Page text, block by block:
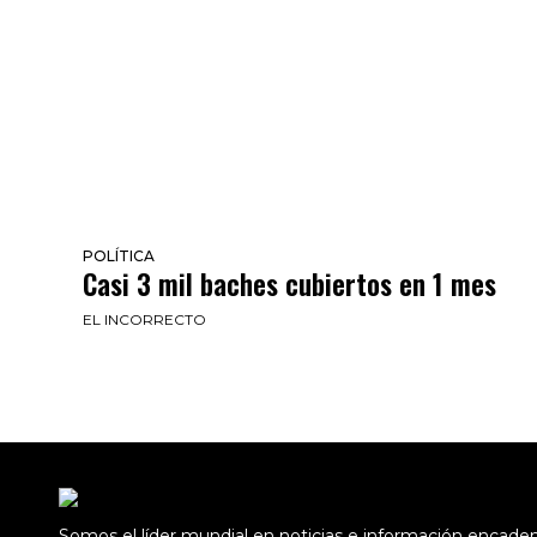
POLÍTICA
Casi 3 mil baches cubiertos en 1 mes
EL INCORRECTO